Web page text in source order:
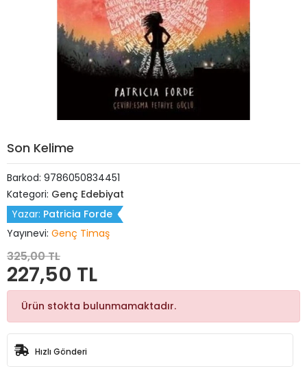
Son Kelime
Barkod: 9786050834451
Kategori: Genç Edebiyat
Yazar: Patricia Forde
Yayınevi: Genç Timaş
325,00 TL
227,50 TL
Ürün stokta bulunmamaktadır.
Hızlı Gönderi